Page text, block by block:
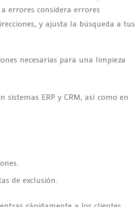
errores considera errores
y ajusta la búsqueda a tus
necesarias para una limpieza
ERP y CRM, así como en
de exclusión.